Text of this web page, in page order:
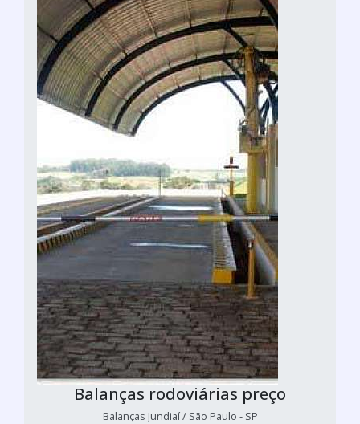
Balanças rodoviárias preço
Balanças Jundiaí / São Paulo - SP